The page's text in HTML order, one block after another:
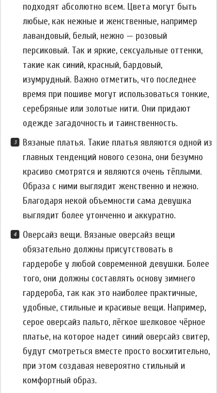
подходят абсолютно всем. Цвета могут быть
любые, как нежные и женственные, например
лавандовый, белый, нежно — розовый
персиковый. Так и яркие, сексуальные оттенки,
такие как синий, красный, бардовый,
изумрудный. Важно отметить, что последнее
время при пошиве могут использоваться тонкие,
серебряные или золотые нити. Они придают
одежде загадочность и таинственность.
Вязаные платья. Такие платья являются одной из
главных тенденций нового сезона, они безумно
красиво смотрятся и являются очень тёплыми.
Образа с ними выглядит женственно и нежно.
Благодаря некой объемности сама девушка
выглядит более утонченно и аккуратно.
Оверсайз вещи. Вязаные оверсайз вещи
обязательно должны присутствовать в
гардеробе у любой современной девушки. Более
того, они должны составлять основу зимнего
гардероба, так как это наиболее практичные,
удобные, стильные и красивые вещи. Например,
серое оверсайз пальто, лёгкое шелковое чёрное
платье, на которое надет синий оверсайз свитер,
будут смотреться вместе просто восхитительно,
при этом создавая невероятно стильный и
комфортный образ.